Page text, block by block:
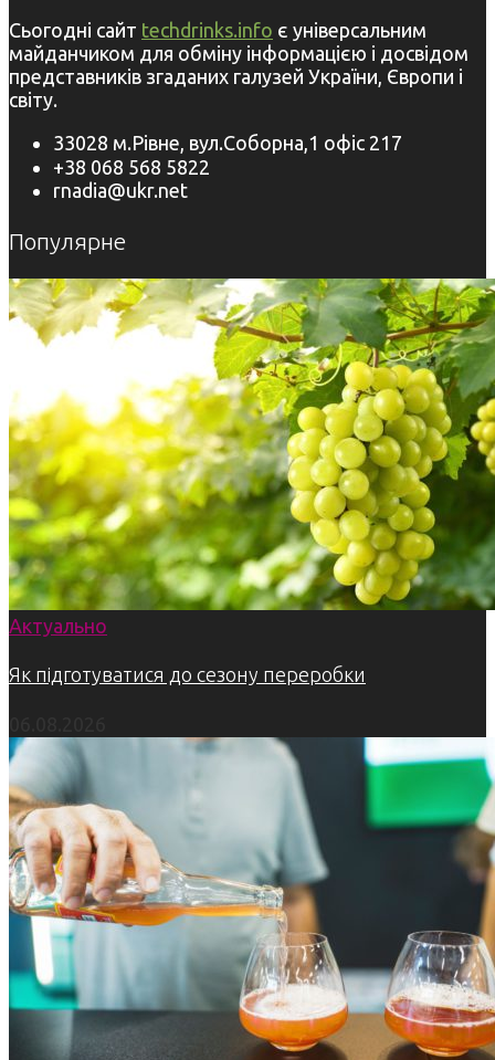
Сьогодні сайт techdrinks.info є універсальним
майданчиком для обміну інформацією і досвідом
представників згаданих галузей України, Європи і
світу.
33028 м.Рівне, вул.Соборна,1 офіс 217
+38 068 568 5822
rnadia@ukr.net
Популярне
Актуально
Як підготуватися до сезону переробки